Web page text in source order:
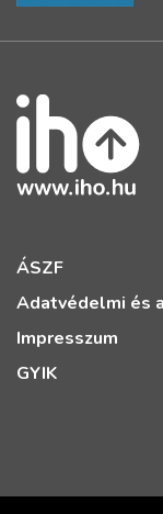
ÁSZF
Adatvédelmi és
Impresszum
GYIK